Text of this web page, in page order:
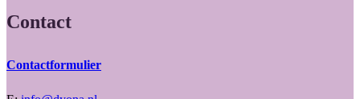
Contact
Contactformulier